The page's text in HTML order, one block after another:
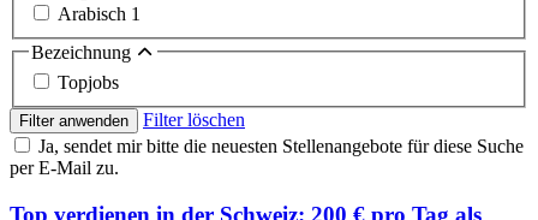
Arabisch 1
Bezeichnung
Topjobs
Filter anwenden
Filter löschen
Ja, sendet mir bitte die neuesten Stellenangebote für diese Suche
per E-Mail zu.
Top verdienen in der Schweiz: 200 € pro Tag als